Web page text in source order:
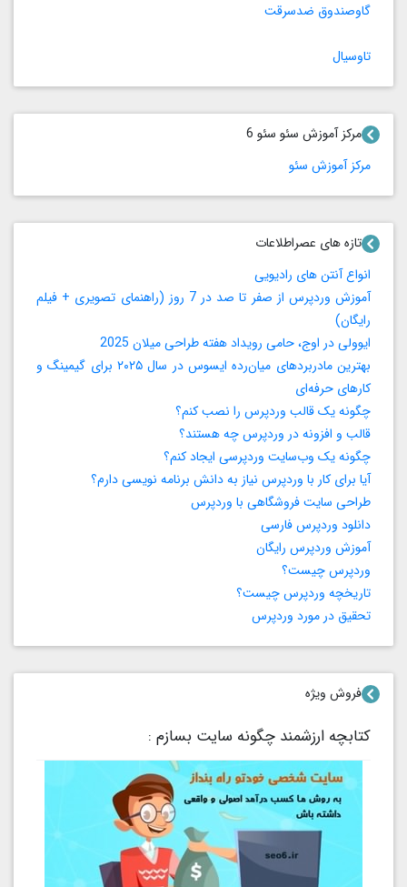
گاوصندوق ضدسرقت
تاوسیال
مرکز آموزش سئو سئو 6
مرکز آموزش سئو
تازه های عصراطلاعات
انواع آنتن های رادیویی
آموزش وردپرس از صفر تا صد در 7 روز (راهنمای تصویری + فیلم
رایگان)
ایوولی در اوج، حامی رویداد هفته طراحی میلان 2025
بهترین مادربردهای میان‌رده ایسوس در سال ۲۰۲۵ برای گیمینگ و
کارهای حرفه‌ای
چگونه یک قالب وردپرس را نصب کنم؟
قالب و افزونه در وردپرس چه هستند؟
چگونه یک وب‌سایت وردپرسی ایجاد کنم؟
آیا برای کار با وردپرس نیاز به دانش برنامه‌ نویسی دارم؟
طراحی سایت فروشگاهی با وردپرس
دانلود وردپرس فارسی
آموزش وردپرس رایگان
وردپرس چیست؟
تاریخچه وردپرس چیست؟
تحقیق در مورد وردپرس
فروش ویژه
کتابچه ارزشمند چگونه سایت بسازم :